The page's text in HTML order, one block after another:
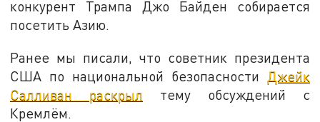
конкурент Трампа Джо Байден собирается
посетить Азию.
Ранее мы писали, что советник президента
США по национальной безопасности Джейк
Салливан раскрыл тему обсуждений с
Кремлём.